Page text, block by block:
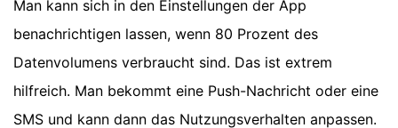
Man kann sich in den Einstellungen der App
benachrichtigen lassen, wenn 80 Prozent des
Datenvolumens verbraucht sind. Das ist extrem
hilfreich. Man bekommt eine Push-Nachricht oder eine
SMS und kann dann das Nutzungsverhalten anpassen.